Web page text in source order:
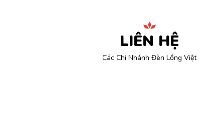
LIÊN HỆ
Các Chi Nhánh Đèn Lồng Việt